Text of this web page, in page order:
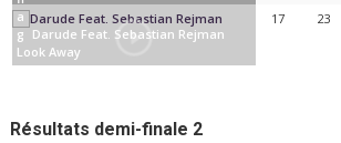
Darude Feat. Sebastian Rejman
Look Away
17 23
Résultats demi-finale 2